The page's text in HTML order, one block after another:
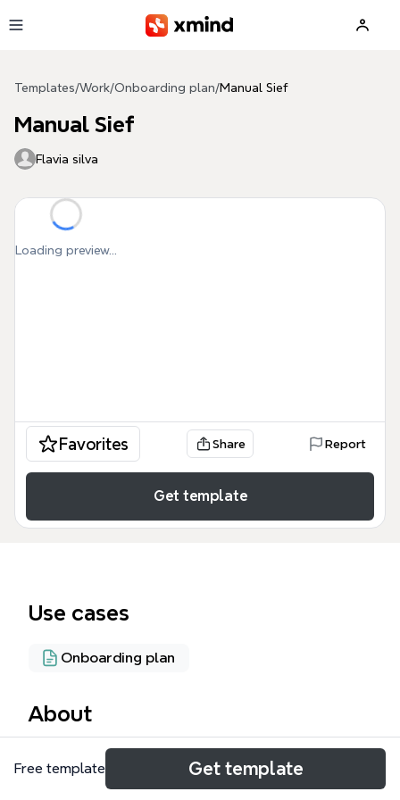
Templates/Work/Onboarding plan/Manual Sief
Manual Sief
Flavia silva
Loading preview...
Favorites Share Report
Get template
Use cases
Onboarding plan
About
O Manual do Sistema SIEF por Perfil (v 1.3) é um guia
completo que detalha o uso do Sistema Integrado
Free template Get template